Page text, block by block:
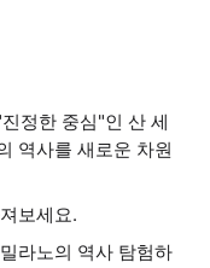
정한 중심"인 산 세
역사를 새로운 차원
보세요.
라노의 역사 탐험하